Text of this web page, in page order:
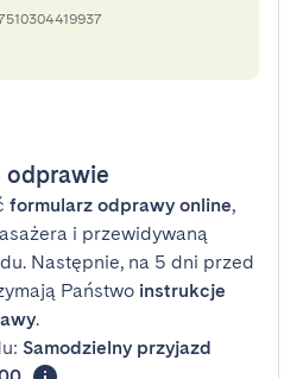
odprawie
formularz odprawy online,
i przewidywaną
Następnie, na 5 dni przed
Państwo instrukcje
.
Samodzielny przyjazd